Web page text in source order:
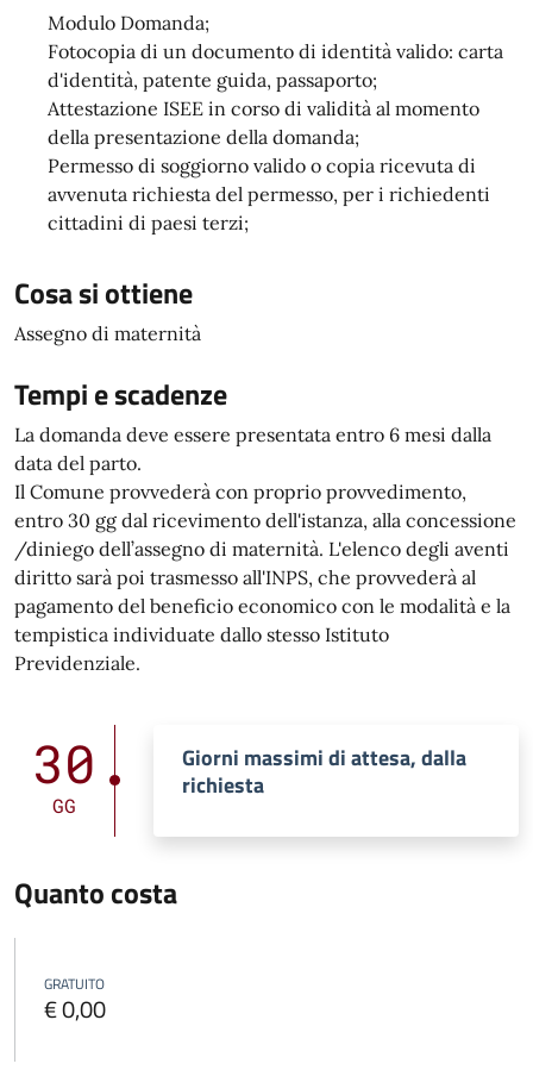
Modulo Domanda;
Fotocopia di un documento di identità valido: carta
d'identità, patente guida, passaporto;
Attestazione ISEE in corso di validità al momento
della presentazione della domanda;
Permesso di soggiorno valido o copia ricevuta di
avvenuta richiesta del permesso, per i richiedenti
cittadini di paesi terzi;
Cosa si ottiene
Assegno di maternità
Tempi e scadenze
La domanda deve essere presentata entro 6 mesi dalla
data del parto.
Il Comune provvederà con proprio provvedimento,
entro 30 gg dal ricevimento dell'istanza, alla concessione
/diniego dell’assegno di maternità. L'elenco degli aventi
diritto sarà poi trasmesso all'INPS, che provvederà al
pagamento del beneficio economico con le modalità e la
tempistica individuate dallo stesso Istituto
Previdenziale.
30
GG
Giorni massimi di attesa, dalla
richiesta
Quanto costa
GRATUITO
€ 0,00